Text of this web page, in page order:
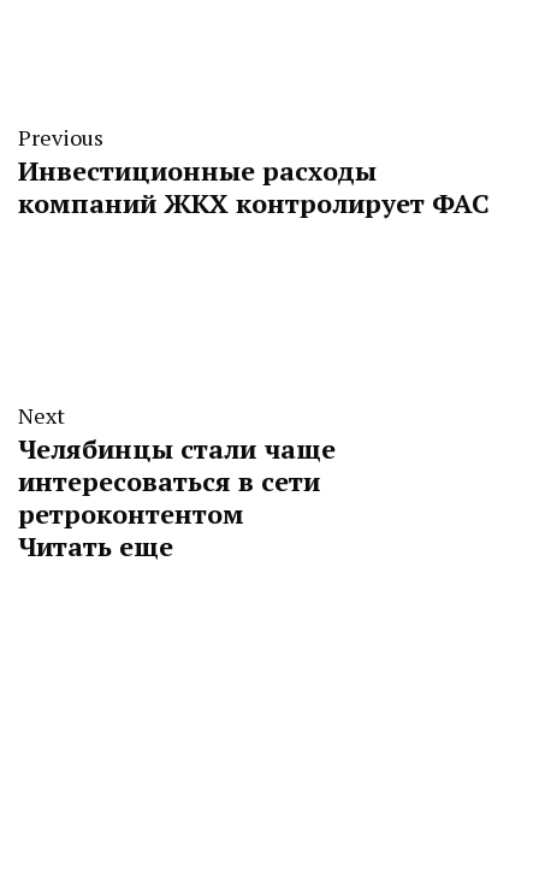
Previous
Инвестиционные расходы
компаний ЖКХ контролирует ФАС
Next
Челябинцы стали чаще
интересоваться в сети
ретроконтентом
Читать еще